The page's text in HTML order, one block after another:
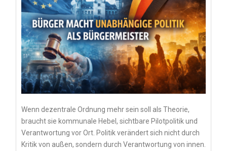
Wenn dezentrale Ordnung mehr sein soll als Theorie,
braucht sie kommunale Hebel, sichtbare Pilotpolitik und
Verantwortung vor Ort. Politik verändert sich nicht durch
Kritik von außen, sondern durch Verantwortung von innen.